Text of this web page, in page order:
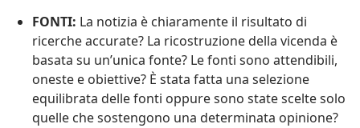
FONTI: La notizia è chiaramente il risultato di
ricerche accurate? La ricostruzione della vicenda è
basata su un’unica fonte? Le fonti sono attendibili,
oneste e obiettive? È stata fatta una selezione
equilibrata delle fonti oppure sono state scelte solo
quelle che sostengono una determinata opinione?